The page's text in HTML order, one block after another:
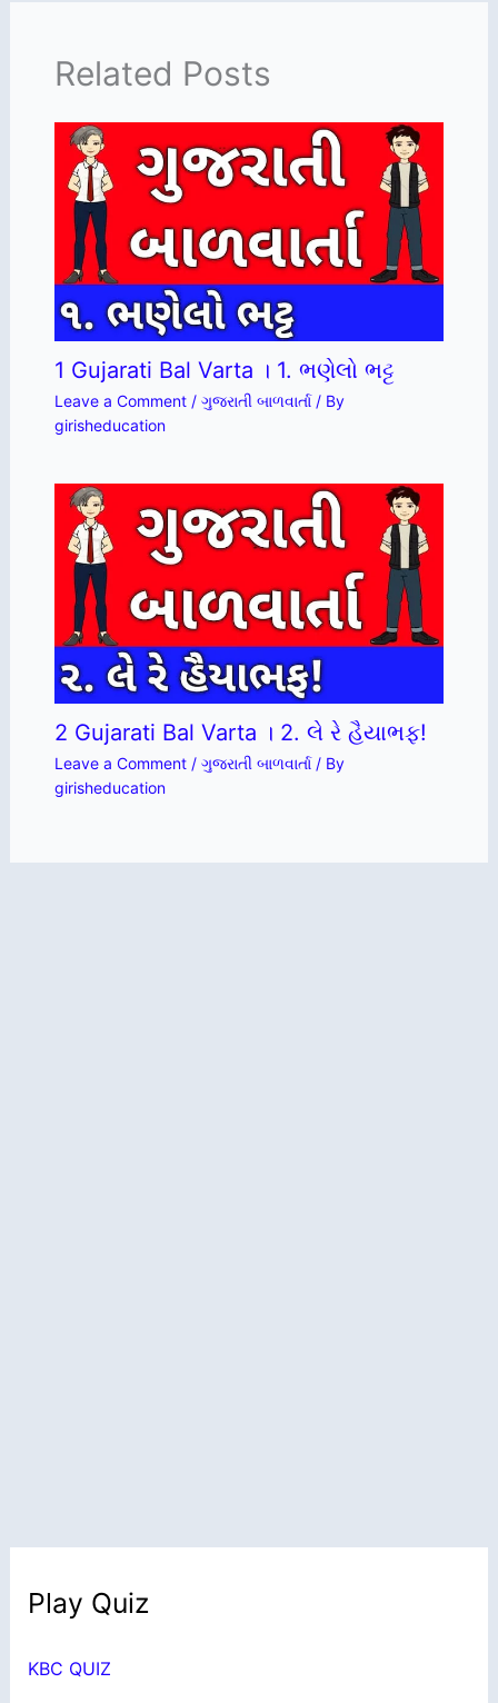
Related Posts
1 Gujarati Bal Varta । 1. ભણેલો ભટ્ટ
Leave a Comment / ગુજરાતી બાળવાર્તા/ By
girisheducation
2 Gujarati Bal Varta । 2. લે રે હૈયાભફ!
Leave a Comment / ગુજરાતી બાળવાર્તા/ By
girisheducation
Play Quiz
KBC QUIZ